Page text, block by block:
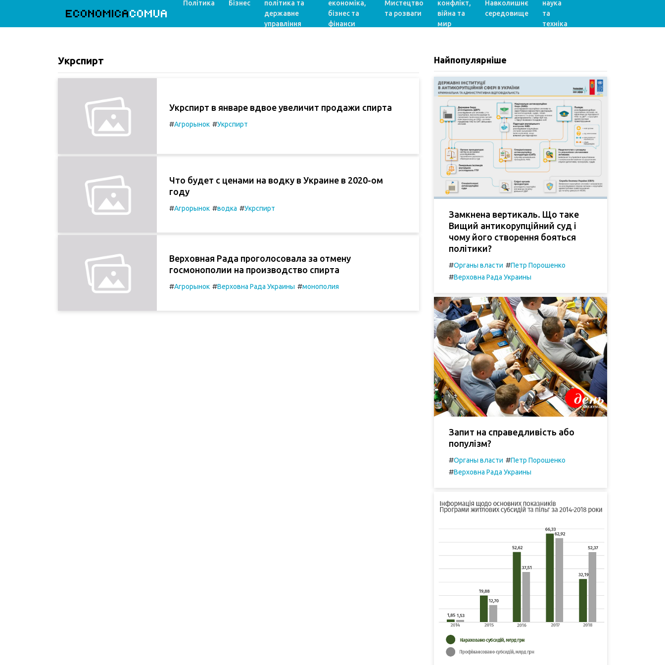
ECONOMICACOMUA
Політика Бізнес
політика та
державне
управління
економіка,
бізнес та
фінанси
Мистецтво
та розваги
конфлікт,
війна та
мир
Навколишнє
середовище
наука
та
техніка
Укрспирт
Укрспирт в январе вдвое увеличит продажи спирта
#Агрорынок #Укрспирт
Что будет с ценами на водку в Украине в 2020-ом
году
#Агрорынок #водка #Укрспирт
Верховная Рада проголосовала за отмену
госмонополии на производство спирта
#Агрорынок #Верховна Рада Украины #монополия
Найпопулярніше
Замкнена вертикаль. Що таке
Вищий антикорупційний суд і
чому його створення бояться
політики?
#Органы власти #Петр Порошенко
#Верховна Рада Украины
Запит на справедливість або
популізм?
#Органы власти #Петр Порошенко
#Верховна Рада Украины